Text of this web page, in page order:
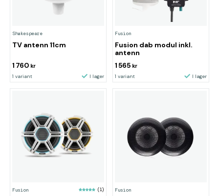
Shakespeare
TV antenn 11cm
1 760 kr
1 variant I lager
Fusion
Fusion dab modul inkl.
antenn
1 565 kr
1 variant I lager
Fusion (1) Fusion